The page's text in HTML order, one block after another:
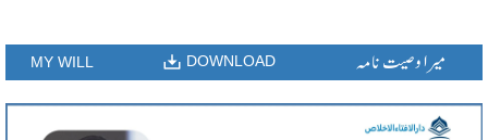
MY WILL DOWNLOAD میرا وصیت نامہ